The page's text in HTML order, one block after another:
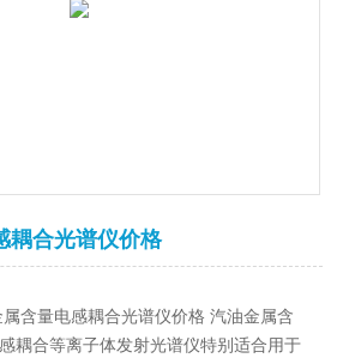
耦合光谱仪价格
含量电感耦合光谱仪价格 汽油金属含
耦合等离子体发射光谱仪特别适合用于